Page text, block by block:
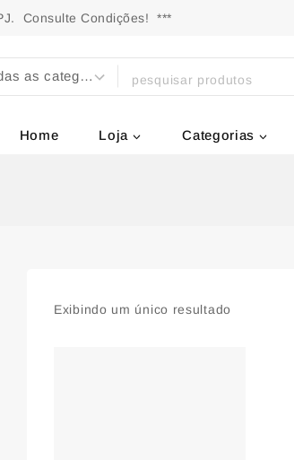
Consulte Condições! ***
Home Loja Categorias
Exibindo um único resultado